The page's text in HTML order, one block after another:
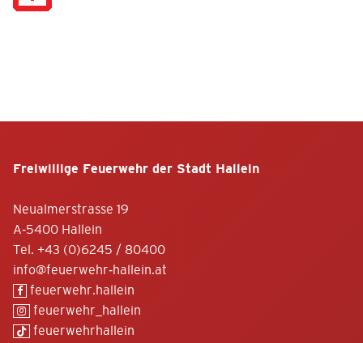
Freiwillige Feuerwehr der Stadt Hallein
Neualmerstrasse 19
A-5400 Hallein
Tel. +43 (0)6245 / 80400
info@feuerwehr-hallein.at
feuerwehr.hallein
feuerwehr_hallein
feuerwehrhallein